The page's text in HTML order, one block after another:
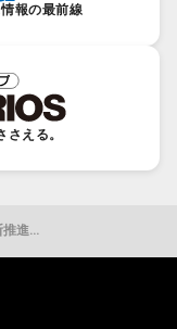
報の最前線
える。
業界3社、日本自動車流通OBD診断推進協会設立に向けて準備開始へ